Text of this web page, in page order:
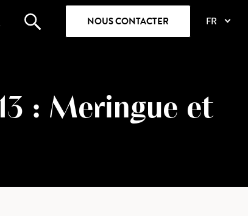
NOUS CONTACTER FR
: Meringue et